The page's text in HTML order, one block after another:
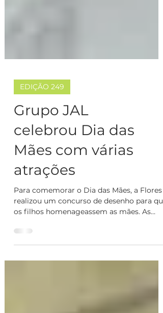
EDIÇÃO 249
Grupo JAL
celebrou Dia das
Mães com várias
atrações
Para comemorar o Dia das Mães, a Flores
os filhos homenageassem as mães. As
vencedoras foram as...